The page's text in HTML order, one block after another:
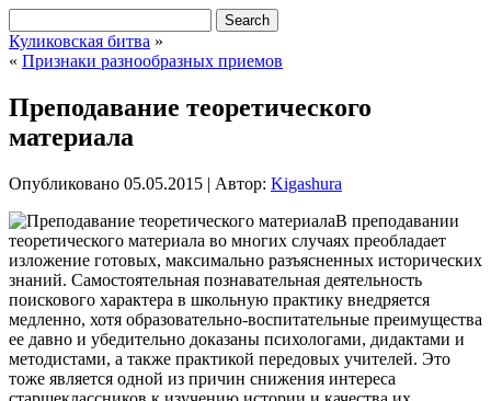
Куликовская битва »
« Признаки разнообразных приемов
Преподавание теоретического
материала
Опубликовано 05.05.2015 | Автор: Kigashura
В преподавании
теоретического материала во многих случаях преобладает
изложение готовых, максимально разъясненных исторических
знаний. Самостоятельная познавательная деятельность
поискового характера в школьную практику внедряется
медленно, хотя образовательно-воспитательные преимущества
ее давно и убедительно доказаны психологами, дидактами и
методистами, а также практикой передовых учителей. Это
тоже является одной из причин снижения интереса